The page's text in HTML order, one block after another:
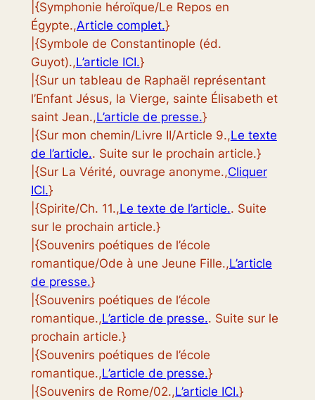
|{Symphonie héroïque/Le Repos en
Égypte.,Article complet.}
|{Symbole de Constantinople (éd.
Guyot).,L’article ICI.}
|{Sur un tableau de Raphaël représentant
l’Enfant Jésus, la Vierge, sainte Élisabeth et
saint Jean.,L’article de presse.}
|{Sur mon chemin/Livre II/Article 9.,Le texte
de l’article.. Suite sur le prochain article.}
|{Sur La Vérité, ouvrage anonyme.,Cliquer
ICI.}
|{Spirite/Ch. 11.,Le texte de l’article.. Suite
sur le prochain article.}
|{Souvenirs poétiques de l’école
romantique/Ode à une Jeune Fille.,L’article
de presse.}
|{Souvenirs poétiques de l’école
romantique.,L’article de presse.. Suite sur le
prochain article.}
|{Souvenirs poétiques de l’école
romantique.,L’article de presse.}
|{Souvenirs de Rome/02.,L’article ICI.}